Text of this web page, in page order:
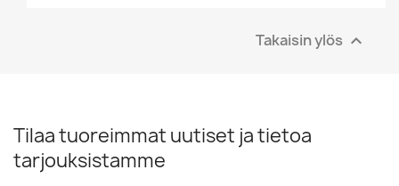
Takaisin ylös 
Tilaa tuoreimmat uutiset ja tietoa
tarjouksistamme